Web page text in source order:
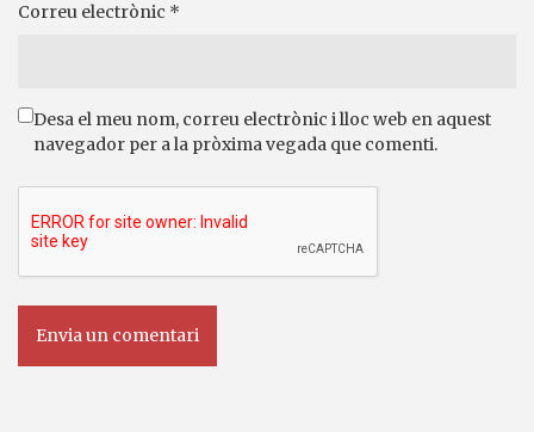
Correu electrònic *
Desa el meu nom, correu electrònic i lloc web en aquest
navegador per a la pròxima vegada que comenti.